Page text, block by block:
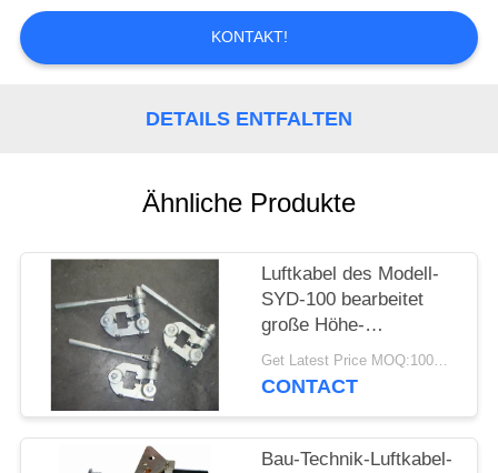
EIN
ZITAT
KONTAKT!
DETAILS ENTFALTEN
Ähnliche Produkte
Luftkabel des Modell-
SYD-100 bearbeitet
große Höhe-
Quetschwerkzeug-1-
jährige Garantie
Get Latest Price MOQ:100PCS
CONTACT
Bau-Technik-Luftkabel-